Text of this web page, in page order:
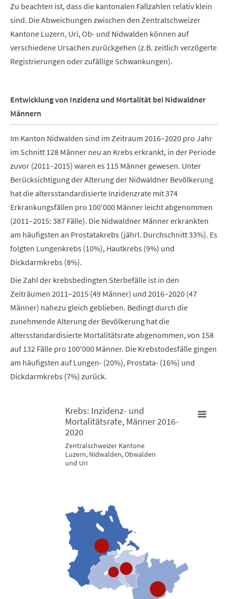
Zu beachten ist, dass die kantonalen Fallzahlen relativ klein
sind. Die Abweichungen zwischen den Zentralschweizer
Kantone Luzern, Uri, Ob- und Nidwalden können auf
verschiedene Ursachen zurückgehen (z.B. zeitlich verzögerte
Registrierungen oder zufällige Schwankungen).
Entwicklung von Inzidenz und Mortalität bei Nidwaldner
Männern
Im Kanton Nidwalden sind im Zeitraum 2016–2020 pro Jahr
im Schnitt 128 Männer neu an Krebs erkrankt, in der Periode
zuvor (2011–2015) waren es 115 Männer gewesen. Unter
Berücksichtigung der Alterung der Nidwaldner Bevölkerung
hat die altersstandardisierte Inzidenzrate mit 374
Erkrankungsfällen pro 100'000 Männer leicht abgenommen
(2011–2015: 387 Fälle). Die Nidwaldner Männer erkrankten
am häufigsten an Prostatakrebs (jährl. Durchschnitt 33%). Es
folgten Lungenkrebs (10%), Hautkrebs (9%) und
Dickdarmkrebs (8%).
Die Zahl der krebsbedingten Sterbefälle ist in den
Zeiträumen 2011–2015 (49 Männer) und 2016–2020 (47
Männer) nahezu gleich geblieben. Bedingt durch die
zunehmende Alterung der Bevölkerung hat die
altersstandardisierte Mortalitätsrate abgenommen, von 158
auf 132 Fälle pro 100'000 Männer. Die Krebstodesfälle gingen
am häufigsten auf Lungen- (20%), Prostata- (16%) und
Dickdarmkrebs (7%) zurück.
Krebs: Inzidenz- und Mortalitätsrate, Männer 2016-2020
Map of unspecified region with 3 data series.
Krebs: Inzidenz- und
Mortalitätsrate, Männer 2016-
2020
Zentralschweizer Kantone
Luzern, Nidwalden, Obwalden
und Uri